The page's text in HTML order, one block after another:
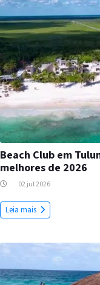
Beach Club em
melhores de 2026
02 jul 2026
Leia mais